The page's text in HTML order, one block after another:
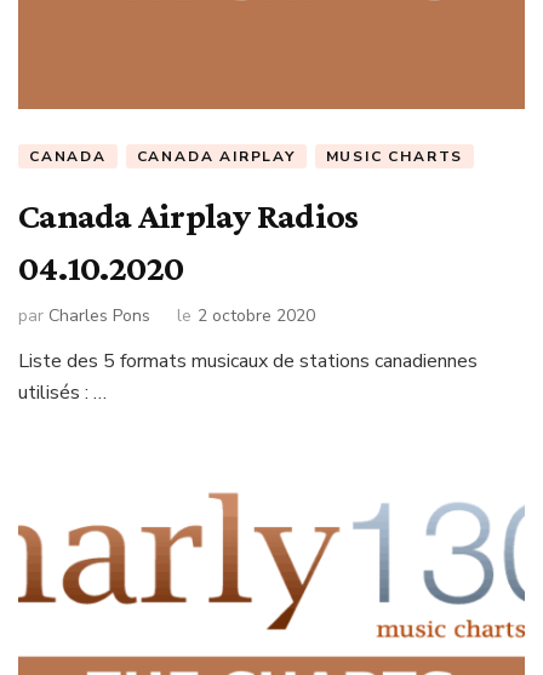
CANADA CANADA AIRPLAY MUSIC CHARTS
Canada Airplay Radios
04.10.2020
par Charles Pons le 2 octobre 2020
Liste des 5 formats musicaux de stations canadiennes
utilisés : …